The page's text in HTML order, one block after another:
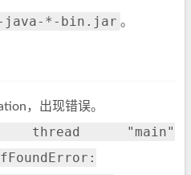
java-*-bin.jar 。
，出现错误。
thread "main"